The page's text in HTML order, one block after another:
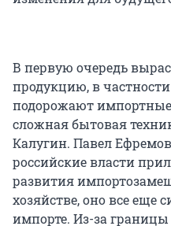
В первую очередь
продукцию, в
подорожают
сложная бытовая
Калугин. Павел
российские власти
развития
хозяйстве, оно все еще
импорте. Из-за границы